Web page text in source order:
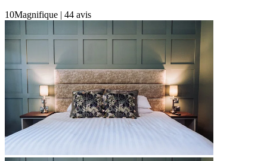
10Magnifique | 44 avis